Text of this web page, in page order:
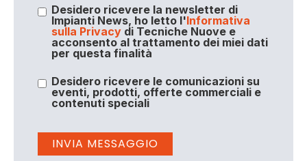
Desidero ricevere la newsletter di
Impianti News, ho letto l'Informativa
sulla Privacydi Tecniche Nuove e
acconsento al trattamento dei miei dati
per questa finalità
Desidero ricevere le comunicazioni su
eventi, prodotti, offerte commerciali e
contenuti speciali